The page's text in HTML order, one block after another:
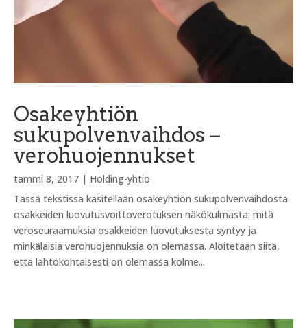
Osakeyhtiön
sukupolvenvaihdos –
verohuojennukset
tammi 8, 2017 | Holding-yhtiö
Tässä tekstissä käsitellään osakeyhtiön sukupolvenvaihdosta
osakkeiden luovutusvoittoverotuksen näkökulmasta: mitä
veroseuraamuksia osakkeiden luovutuksesta syntyy ja
minkälaisia verohuojennuksia on olemassa. Aloitetaan siitä,
että lähtökohtaisesti on olemassa kolme...